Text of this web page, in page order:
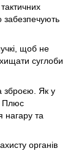
забезпечують
щоб не
суглоби
зброєю. Як у
Плюс
нагару та
органів